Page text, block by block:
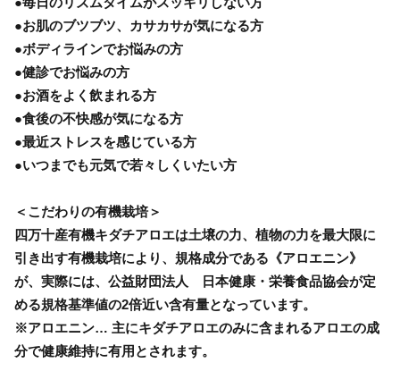
●お肌のブツブツ、カサカサが気になる方
●ボディラインでお悩みの方
●健診でお悩みの方
●お酒をよく飲まれる方
●食後の不快感が気になる方
●最近ストレスを感じている方
●いつまでも元気で若々しくいたい方
＜こだわりの有機栽培＞
四万十産有機キダチアロエは土壌の力、植物の力を最大限に
引き出す有機栽培により、規格成分である《アロエニン》
が、実際には、公益財団法人 日本健康・栄養食品協会が定
める規格基準値の2倍近い含有量となっています。
※アロエニン… 主にキダチアロエのみに含まれるアロエの成
分で健康維持に有用とされます。